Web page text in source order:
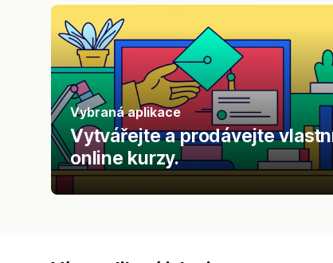
Vybraná aplikace
Vytvářejte a prodávejte
online kurzy.